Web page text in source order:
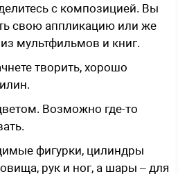
с композицией. Вы
свою аппликацию или же
мультфильмов и книг.
творить, хорошо
Возможно где-то
фигурки, цилиндры
рук и ног, а шары – для